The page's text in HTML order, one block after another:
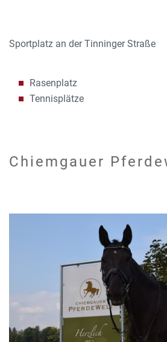
Sportplatz an der Tinninger Straße
Rasenplatz
Tennisplätze
Chiemgauer